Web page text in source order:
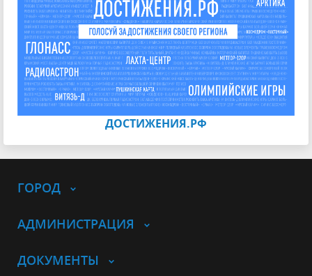
ДОСТИЖЕНИЯ.РФ
ГОРОД
АДМИНИСТРАЦИЯ
ДОКУМЕНТЫ